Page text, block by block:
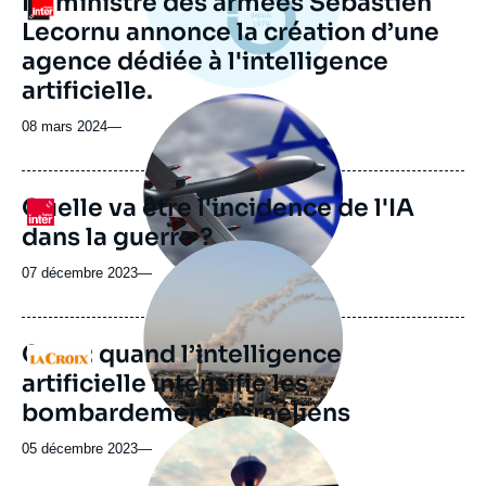
Lecornu annonce la création d’une
agence dédiée à l'intelligence
artificielle.
08 mars 2024—
Logo
Image
principale
médiatique
Quelle va être l'incidence de l'IA
dans la guerre ?
07 décembre 2023—
Logo
Image
principale
médiatique
Gaza : quand l’intelligence
artificielle intensifie les
bombardements israéliens
05 décembre 2023—
Image
principale
médiatique